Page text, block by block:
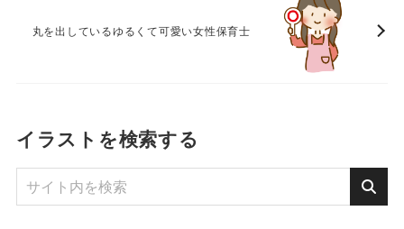
丸を出しているゆるくて可愛い女性保育士
イラストを検索する